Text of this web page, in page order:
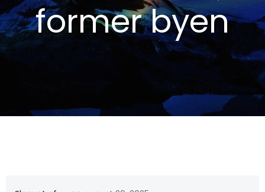
former byen